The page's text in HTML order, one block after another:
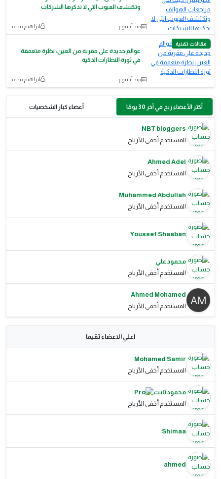
وتكتشف العيوب التي لا تذكرها الشركات
منذ أسبوع ابراهيم محمد
مقالات تقنية
عوالم جديدة على مقربة من العين: نظرة متعمقة
في ثورة النظارات الذكية
منذ أسبوع ابراهيم محمد
أكثر الأعضاء ربح في آخر 30 يومًا أعضاء كبار الشخصيات
NBT bloggers
المستخدم أخفى الأرباح
Ahmed Adel
المستخدم أخفى الأرباح
Muhammed Abdullah
المستخدم أخفى الأرباح
Youssef Shaaban
محمود علي
المستخدم أخفى الأرباح
Ahmed Mohamed
المستخدم أخفى الأرباح
اعلي الاعضاء تقيما
Mohamed Samir
المستخدم أخفى الأرباح
محمود ثابت
المستخدم أخفى الأرباح
Shimaa
ahmed